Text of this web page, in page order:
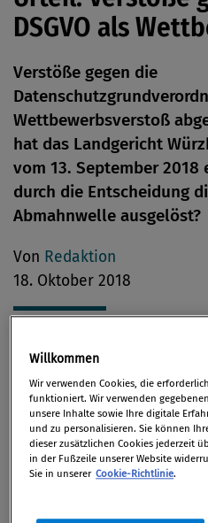
DSGVO als
Verstöße gegen die
Wettbewerbsverstoß
hat das Landgericht
vom 13. September 2018
durch die Entscheidung
Abmahnwelle ausgelöst?
Von Redaktion
18. Oktober 2018
Die neue europäische
(DSGVO) ist am 25. Mai
vor allem den Schutz
verbessern. Gleichzeitig
Unternehmen bezüglich
Willkommen
Wir verwenden Cookies, die
funktioniert. Wir verwenden
unsere Inhalte sowie Ihre digitale
und zu personalisieren. Sie können
dieser zusätzlichen Cookies jederzeit
in der Fußzeile unserer Website
Sie in unserer Cookie-Richtlinie.